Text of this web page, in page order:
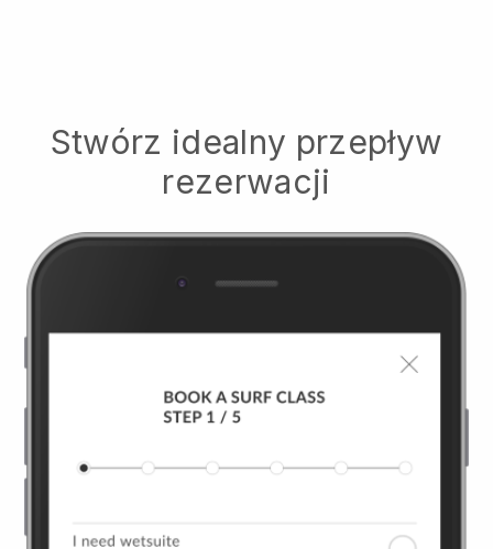
Stwórz idealny przepływ
rezerwacji